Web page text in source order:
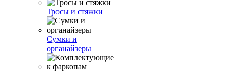
Тросы и стяжки
Сумки и
органайзеры